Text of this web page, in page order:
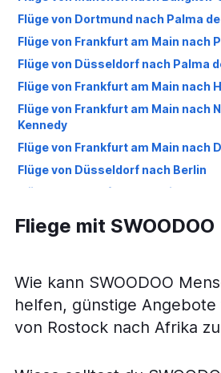
Flüge von Dortmund nach Palma
Flüge von Frankfurt am Main nach
Flüge von Düsseldorf nach Palma
Flüge von Frankfurt am Main nach
Flüge von Frankfurt am Main nach
Kennedy
Flüge von Frankfurt am Main nach
Flüge von Düsseldorf nach Berlin
Flüge von Frankfurt am Main nach
International
Flüge von Düsseldorf nach Istanbul
Flüge von Düsseldorf nach Venedig
Flüge von München nach Frankfurt
Fliege mit SWOODOO
Wie kann SWOODOO
helfen, günstige
von Rostock nach Afrika